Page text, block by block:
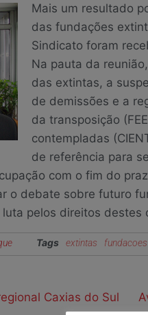
Mais um resultado
das fundações
Sindicato foram
Na pauta da
das extintas, a
de demissões e a
da transposição
contempladas
de referência para
com o fim do
o debate sobre futuro
pelos direitos destes
Tags extintas fundacoes
Caxias do Sul